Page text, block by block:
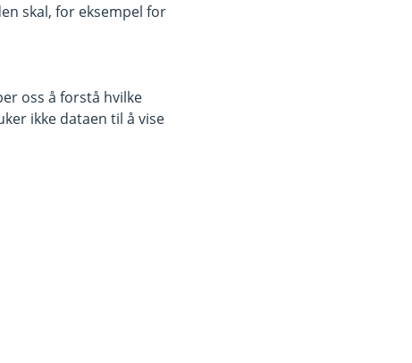
skal, for eksempel for
oss å forstå hvilke
ikke dataen til å vise